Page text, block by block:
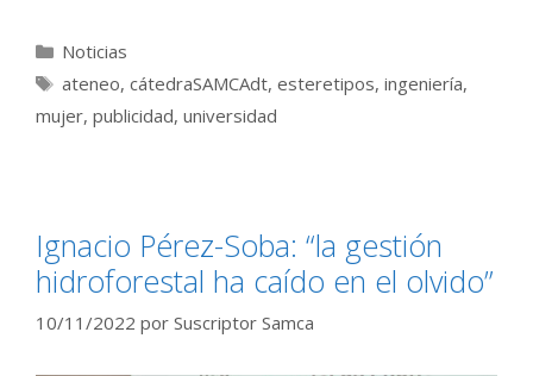
Categorías
Noticias
Etiquetas
ateneo, cátedraSAMCAdt, esteretipos, ingeniería,
mujer, publicidad, universidad
Ignacio Pérez-Soba: “la gestión
hidroforestal ha caído en el olvido”
10/11/2022 por Suscriptor Samca